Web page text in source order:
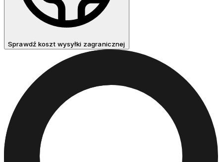
Sprawdź koszt wysyłki zagranicznej